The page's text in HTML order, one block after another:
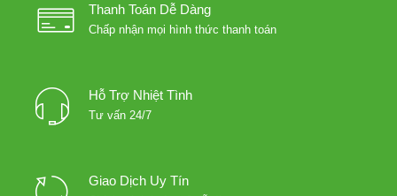
Thanh Toán Dễ Dàng
Chấp nhận mọi hình thức thanh toán
Hỗ Trợ Nhiệt Tình
Tư vấn 24/7
Giao Dịch Uy Tín